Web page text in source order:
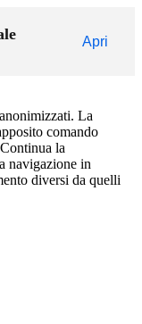
Apri
La
comando
la
navigazione in
diversi da quelli